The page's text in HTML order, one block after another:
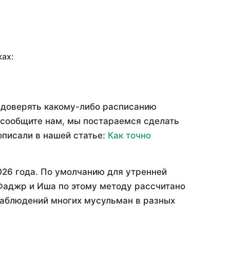
какому-либо расписанию
нам, мы постараемся сделать
в нашей статье: Как точно
года. По умолчанию для утренней
и Иша по этому методу рассчитано
многих мусульман в разных